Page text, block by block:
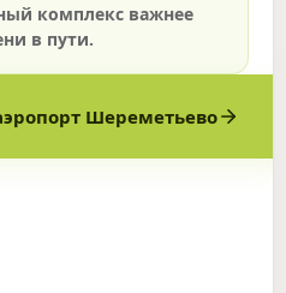
комплекс важнее
в пути.
Шереметьево